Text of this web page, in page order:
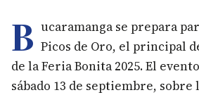
B ucaramanga se prepara
Picos de Oro, el principal
de la Feria Bonita 2025. El
sábado 13 de septiembre, sobre